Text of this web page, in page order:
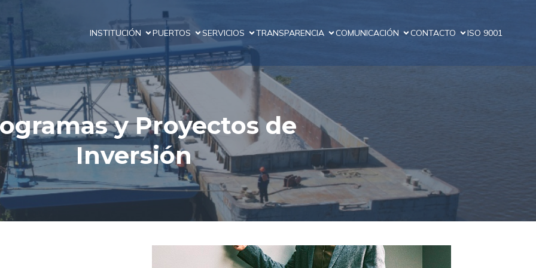
INSTITUCIÓN PUERTOS SERVICIOS TRANSPARENCIA COMUNICACIÓN CONTACTO ISO 9001
y Proyectos de
Inversión